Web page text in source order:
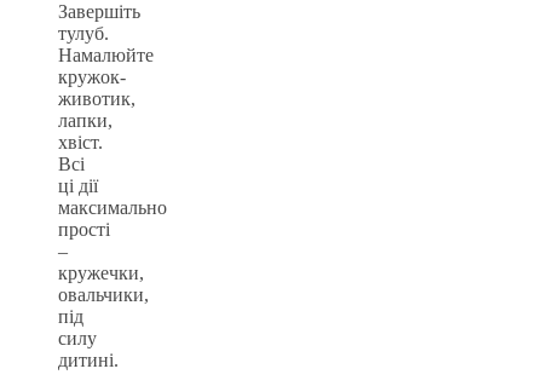
Завершіть
тулуб.
Намалюйте
кружок-
животик,
лапки,
хвіст.
Всі
ці дії
максимально
прості
–
кружечки,
овальчики,
під
силу
дитині.